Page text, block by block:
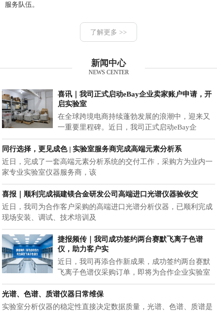
服务队伍。
了解更多 >>
新闻中心
NEWS CENTER
喜讯｜我司正式启动eBay企业卖家账户申请，开
启实验室
在全球跨境电商持续蓬勃发展的浪潮中，迎来又
一重要里程碑。近日，我司正式启动eBay企
同行选择，更见成色 | 实验室服务商完成高端元素分析系
近日，完成了一套高端元素分析系统的交付工作，采购方为业内一
家专业实验室仪器服务商，该
喜报｜顺利完成福建镁合金研发公司高端进口光谱仪器验收交
近日，我司为合作客户采购的高端进口光谱分析仪器，已顺利完成
现场安装、调试、技术培训及
捷报频传｜我司成功签约两台赛默飞离子色谱
仪，助力客户实
近日，我司再添合作新成果，成功签约两台赛默
飞离子色谱仪采购订单，即将为合作企业实验室
光谱、色谱、质谱仪器日常维保
实验室分析仪器的稳定性直接决定数据质量，光谱、色谱、质谱是